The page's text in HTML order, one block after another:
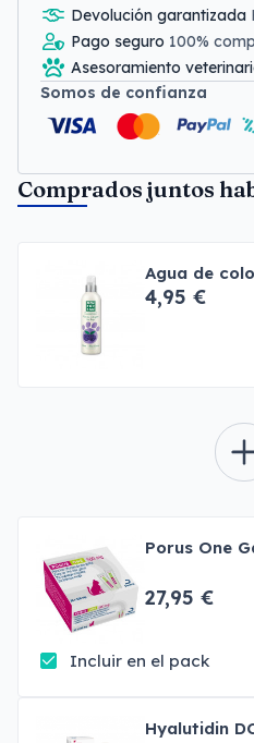
Devolución garantizada
Pago seguro 100%
Asesoramiento
Somos de confianza
Comprados juntos
Agua de
4,95 €
Porus One
27,95 €
Incluir en el pack
Hyalutidin